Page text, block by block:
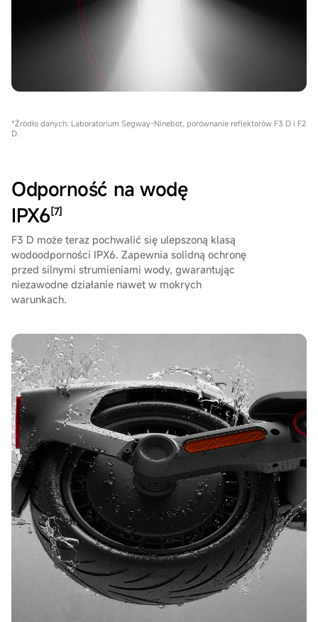
*Źródło danych: Laboratorium Segway-Ninebot, porównanie reflektorów F3 D i F2
D.
Odporność na wodę
IPX6[7]
F3 D może teraz pochwalić się ulepszoną klasą
wodoodporności IPX6. Zapewnia solidną ochronę
przed silnymi strumieniami wody, gwarantując
niezawodne działanie nawet w mokrych
warunkach.